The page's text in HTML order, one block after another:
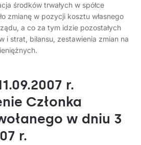
środków trwałych w spółce
zmianę w pozycji kosztu własnego
a co za tym idzie pozostałych
i strat, bilansu, zestawienia zmian na
r.
Członka
w dniu 3
r.